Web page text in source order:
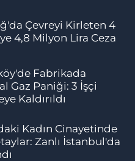
Çevreyi Kirleten 4
4,8 Milyon Lira Ceza
Fabrikada
Gaz Paniği: 3 İşçi
Kaldırıldı
Kadın Cinayetinde
Zanlı İstanbul'da